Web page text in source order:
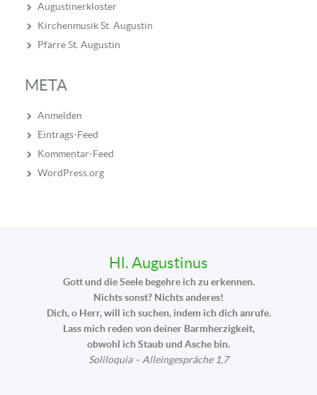
Augustinerkloster
Kirchenmusik St. Augustin
Pfarre St. Augustin
META
Anmelden
Eintrags-Feed
Kommentar-Feed
WordPress.org
Hl. Augustinus
Gott und die Seele begehre ich zu erkennen.
Nichts sonst? Nichts anderes!
Dich, o Herr, will ich suchen, indem ich dich anrufe.
Lass mich reden von deiner Barmherzigkeit,
obwohl ich Staub und Asche bin.
Soliloquia – Alleingespräche 1,7